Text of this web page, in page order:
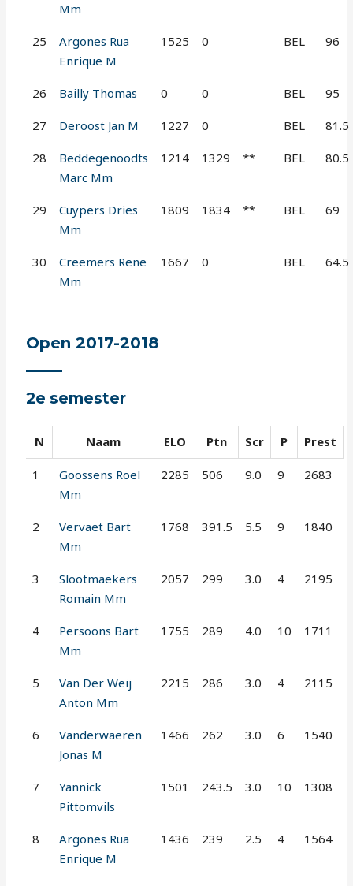
Mm
25
Argones Rua
Enrique M
1525 0 BEL 96
26 Bailly Thomas 0 0 BEL 95
27 Deroost Jan M 1227 0 BEL 81.5
28
Beddegenoodts
Marc Mm
1214 1329 ** BEL 80.5
29
Cuypers Dries
Mm
1809 1834 ** BEL 69
30
Creemers Rene
Mm
1667 0 BEL 64.5
Open 2017-2018
2e semester
N Naam ELO Ptn Scr P Prest
1
Goossens Roel
Mm
2285 506 9.0 9 2683
2
Vervaet Bart
Mm
1768 391.5 5.5 9 1840
3
Slootmaekers
Romain Mm
2057 299 3.0 4 2195
4
Persoons Bart
Mm
1755 289 4.0 10 1711
5
Van Der Weij
Anton Mm
2215 286 3.0 4 2115
6
Vanderwaeren
Jonas M
1466 262 3.0 6 1540
7
Yannick
Pittomvils
1501 243.5 3.0 10 1308
8
Argones Rua
Enrique M
1436 239 2.5 4 1564